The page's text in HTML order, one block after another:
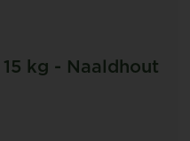
kg - Naaldhout